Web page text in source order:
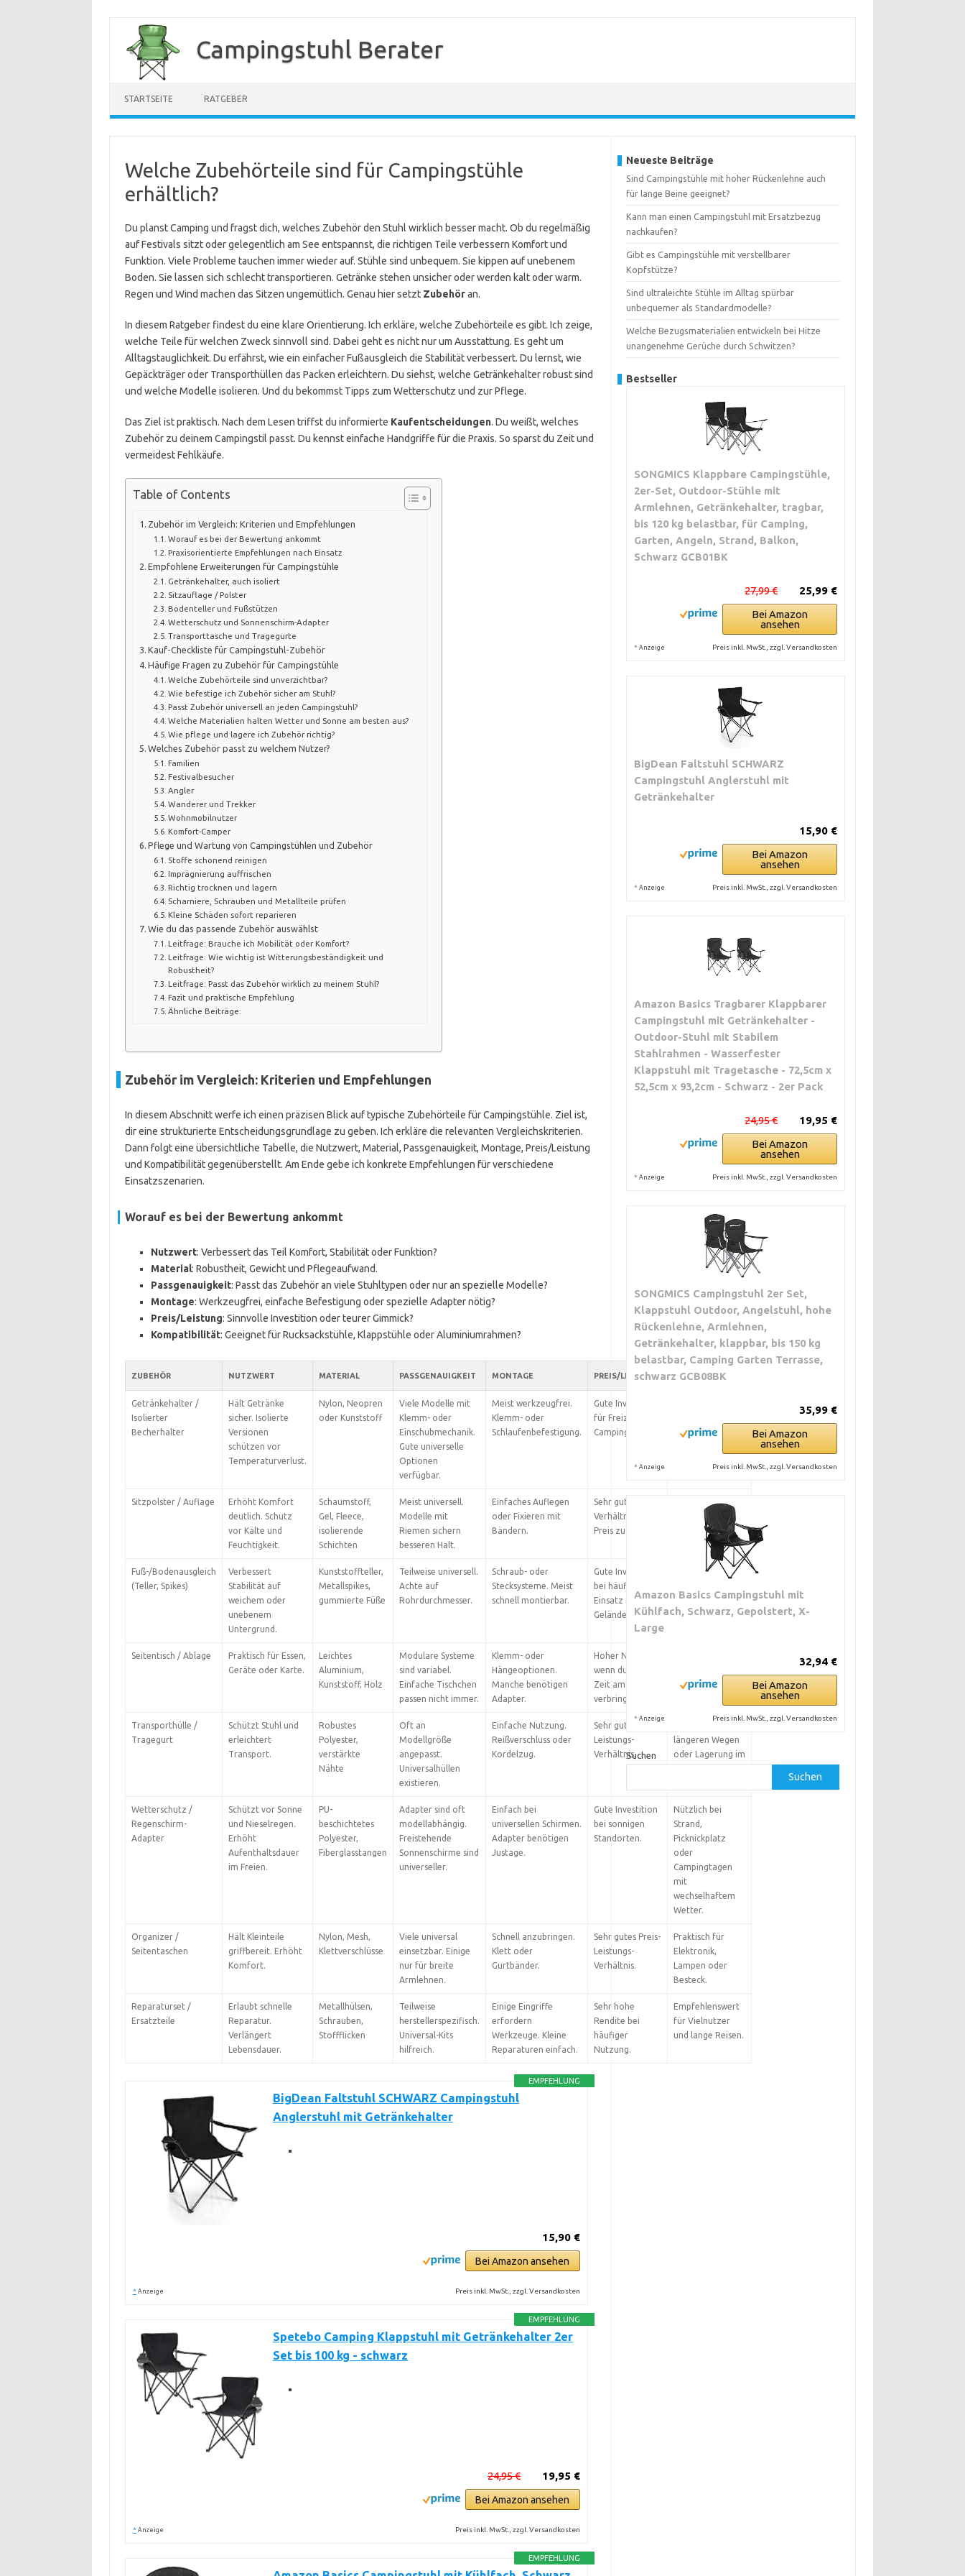
springen
Campingstuhl Berater
STARTSEITE RATGEBER
Welche Zubehörteile sind für Campingstühle
erhältlich?
Du planst Camping und fragst dich, welches Zubehör den Stuhl wirklich besser macht. Ob du regelmäßig
auf Festivals sitzt oder gelegentlich am See entspannst, die richtigen Teile verbessern Komfort und
Funktion. Viele Probleme tauchen immer wieder auf. Stühle sind unbequem. Sie kippen auf unebenem
Boden. Sie lassen sich schlecht transportieren. Getränke stehen unsicher oder werden kalt oder warm.
Regen und Wind machen das Sitzen ungemütlich. Genau hier setzt Zubehöran.
In diesem Ratgeber findest du eine klare Orientierung. Ich erkläre, welche Zubehörteile es gibt. Ich zeige,
welche Teile für welchen Zweck sinnvoll sind. Dabei geht es nicht nur um Ausstattung. Es geht um
Alltagstauglichkeit. Du erfährst, wie ein einfacher Fußausgleich die Stabilität verbessert. Du lernst, wie
Gepäckträger oder Transporthüllen das Packen erleichtern. Du siehst, welche Getränkehalter robust sind
und welche Modelle isolieren. Und du bekommst Tipps zum Wetterschutz und zur Pflege.
Das Ziel ist praktisch. Nach dem Lesen triffst du informierte Kaufentscheidungen. Du weißt, welches
Zubehör zu deinem Campingstil passt. Du kennst einfache Handgriffe für die Praxis. So sparst du Zeit und
vermeidest Fehlkäufe.
Table of Contents
Zubehör im Vergleich: Kriterien und Empfehlungen
Worauf es bei der Bewertung ankommt
Praxisorientierte Empfehlungen nach Einsatz
Empfohlene Erweiterungen für Campingstühle
Getränkehalter, auch isoliert
Sitzauflage / Polster
Bodenteller und Fußstützen
Wetterschutz und Sonnenschirm-Adapter
Transporttasche und Tragegurte
Kauf-Checkliste für Campingstuhl-Zubehör
Häufige Fragen zu Zubehör für Campingstühle
Welche Zubehörteile sind unverzichtbar?
Wie befestige ich Zubehör sicher am Stuhl?
Passt Zubehör universell an jeden Campingstuhl?
Welche Materialien halten Wetter und Sonne am besten aus?
Wie pflege und lagere ich Zubehör richtig?
Welches Zubehör passt zu welchem Nutzer?
Familien
Festivalbesucher
Angler
Wanderer und Trekker
Wohnmobilnutzer
Komfort-Camper
Pflege und Wartung von Campingstühlen und Zubehör
Stoffe schonend reinigen
Imprägnierung auffrischen
Richtig trocknen und lagern
Scharniere, Schrauben und Metallteile prüfen
Kleine Schäden sofort reparieren
Wie du das passende Zubehör auswählst
Leitfrage: Brauche ich Mobilität oder Komfort?
Leitfrage: Wie wichtig ist Witterungsbeständigkeit und
Robustheit?
Leitfrage: Passt das Zubehör wirklich zu meinem Stuhl?
Fazit und praktische Empfehlung
Ähnliche Beiträge:
Zubehör im Vergleich: Kriterien und Empfehlungen
In diesem Abschnitt werfe ich einen präzisen Blick auf typische Zubehörteile für Campingstühle. Ziel ist,
dir eine strukturierte Entscheidungsgrundlage zu geben. Ich erkläre die relevanten Vergleichskriterien.
Dann folgt eine übersichtliche Tabelle, die Nutzwert, Material, Passgenauigkeit, Montage, Preis/Leistung
und Kompatibilität gegenüberstellt. Am Ende gebe ich konkrete Empfehlungen für verschiedene
Einsatzszenarien.
Worauf es bei der Bewertung ankommt
Nutzwert: Verbessert das Teil Komfort, Stabilität oder Funktion?
Material: Robustheit, Gewicht und Pflegeaufwand.
Passgenauigkeit: Passt das Zubehör an viele Stuhltypen oder nur an spezielle Modelle?
Montage: Werkzeugfrei, einfache Befestigung oder spezielle Adapter nötig?
Preis/Leistung: Sinnvolle Investition oder teurer Gimmick?
Kompatibilität: Geeignet für Rucksackstühle, Klappstühle oder Aluminiumrahmen?
ZUBEHÖR NUTZWERT MATERIAL PASSGENAUIGKEIT MONTAGE PREIS/LEISTUNG KOMPATIBILITÄT
Getränkehalter /
Isolierter
Becherhalter
Hält Getränke
sicher. Isolierte
Versionen
schützen vor
Temperaturverlust.
Nylon, Neopren
oder Kunststoff
Viele Modelle mit
Klemm- oder
Einschubmechanik.
Gute universelle
Optionen
verfügbar.
Meist werkzeugfrei.
Klemm- oder
Schlaufenbefestigung.
Gute Investition
für Freizeit- und
Campingnutzer.
Rohrdurchmesser
Sitzpolster / Auflage
Erhöht Komfort
deutlich. Schutz
vor Kälte und
Feuchtigkeit.
Schaumstoff,
Gel, Fleece,
isolierende
Schichten
Meist universell.
Modelle mit
Riemen sichern
besseren Halt.
Einfaches Auflegen
oder Fixieren mit
Bändern.
Sehr gutes
Verhältnis von
Preis zu Nutzen.
Für Klappstühle
und leichte
Campingstühle
empfehlenswert.
Fuß-/Bodenausgleich
(Teller, Spikes)
Verbessert
Stabilität auf
weichem oder
unebenem
Untergrund.
Kunststoffteller,
Metallspikes,
gummierte Füße
Teilweise universell.
Achte auf
Rohrdurchmesser.
Schraub- oder
Stecksysteme. Meist
schnell montierbar.
Gute Investition
bei häufigem
Einsatz im
Gelände.
Ideal für schwere
unebenes
Gelände.
Seitentisch / Ablage
Praktisch für Essen,
Geräte oder Karte.
Leichtes
Aluminium,
Kunststoff, Holz
Modulare Systeme
sind variabel.
Einfache Tischchen
passen nicht immer.
Klemm- oder
Hängeoptionen.
Manche benötigen
Adapter.
Hoher Nutzen,
wenn du viel
Zeit am Stuhl
verbringst.
mit stabilem
Transporthülle /
Tragegurt
Schützt Stuhl und
erleichtert
Transport.
Robustes
Polyester,
verstärkte
Nähte
Oft an
Modellgröße
angepasst.
Universalhüllen
existieren.
Einfache Nutzung.
Reißverschluss oder
Kordelzug.
Sehr gutes Preis-
Leistungs-
Verhältnis.
längeren Wegen
oder Lagerung im
Wetterschutz /
Regenschirm-
Adapter
Schützt vor Sonne
und Nieselregen.
Erhöht
Aufenthaltsdauer
im Freien.
PU-
beschichtetes
Polyester,
Fiberglasstangen
Adapter sind oft
modellabhängig.
Freistehende
Sonnenschirme sind
universeller.
Einfach bei
universellen Schirmen.
Adapter benötigen
Justage.
Gute Investition
bei sonnigen
Standorten.
Nützlich bei
Strand,
Picknickplatz
oder
Campingtagen
mit
wechselhaftem
Wetter.
Organizer /
Seitentaschen
Hält Kleinteile
griffbereit. Erhöht
Komfort.
Nylon, Mesh,
Klettverschlüsse
Viele universal
einsetzbar. Einige
nur für breite
Armlehnen.
Schnell anzubringen.
Klett oder
Gurtbänder.
Sehr gutes Preis-
Leistungs-
Verhältnis.
Praktisch für
Elektronik,
Lampen oder
Besteck.
Reparaturset /
Ersatzteile
Erlaubt schnelle
Reparatur.
Verlängert
Lebensdauer.
Metallhülsen,
Schrauben,
Stoffflicken
Teilweise
herstellerspezifisch.
Universal-Kits
hilfreich.
Einige Eingriffe
erfordern
Werkzeuge. Kleine
Reparaturen einfach.
Sehr hohe
Rendite bei
häufiger
Nutzung.
Empfehlenswert
für Vielnutzer
und lange Reisen.
EMPFEHLUNG
BigDean Faltstuhl SCHWARZ Campingstuhl
Anglerstuhl mit Getränkehalter
15,90 €
Bei Amazon ansehen
* Anzeige Preis inkl. MwSt., zzgl. Versandkosten
EMPFEHLUNG
Spetebo Camping Klappstuhl mit Getränkehalter 2er
Set bis 100 kg - schwarz
19,95 €
24,95 €
Bei Amazon ansehen
* Anzeige Preis inkl. MwSt., zzgl. Versandkosten
EMPFEHLUNG
Neueste Beiträge
Sind Campingstühle mit hoher Rückenlehne auch
für lange Beine geeignet?
Kann man einen Campingstuhl mit Ersatzbezug
nachkaufen?
Gibt es Campingstühle mit verstellbarer
Kopfstütze?
Sind ultraleichte Stühle im Alltag spürbar
unbequemer als Standardmodelle?
Welche Bezugsmaterialien entwickeln bei Hitze
unangenehme Gerüche durch Schwitzen?
Bestseller
SONGMICS Klappbare Campingstühle,
2er-Set, Outdoor-Stühle mit
Armlehnen, Getränkehalter, tragbar,
bis 120 kg belastbar, für Camping,
Garten, Angeln, Strand, Balkon,
Schwarz GCB01BK
25,99 €
27,99 €
Bei Amazon
ansehen
* Anzeige Preis inkl. MwSt., zzgl. Versandkosten
BigDean Faltstuhl SCHWARZ
Campingstuhl Anglerstuhl mit
Getränkehalter
15,90 €
Bei Amazon
ansehen
* Anzeige Preis inkl. MwSt., zzgl. Versandkosten
Amazon Basics Tragbarer Klappbarer
Campingstuhl mit Getränkehalter -
Outdoor-Stuhl mit Stabilem
Stahlrahmen - Wasserfester
Klappstuhl mit Tragetasche - 72,5cm x
52,5cm x 93,2cm - Schwarz - 2er Pack
19,95 €
24,95 €
Bei Amazon
ansehen
* Anzeige Preis inkl. MwSt., zzgl. Versandkosten
SONGMICS Campingstuhl 2er Set,
Klappstuhl Outdoor, Angelstuhl, hohe
Rückenlehne, Armlehnen,
Getränkehalter, klappbar, bis 150 kg
belastbar, Camping Garten Terrasse,
schwarz GCB08BK
35,99 €
Bei Amazon
ansehen
* Anzeige Preis inkl. MwSt., zzgl. Versandkosten
Amazon Basics Campingstuhl mit
Kühlfach, Schwarz, Gepolstert, X-
Large
32,94 €
Bei Amazon
ansehen
* Anzeige Preis inkl. MwSt., zzgl. Versandkosten
Suchen
Suchen